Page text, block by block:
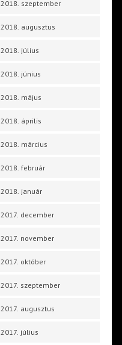
2018. szeptember
2018. augusztus
2018. július
2018. június
2018. május
2018. április
2018. március
2018. február
2018. január
2017. december
2017. november
2017. október
2017. szeptember
2017. augusztus
2017. július